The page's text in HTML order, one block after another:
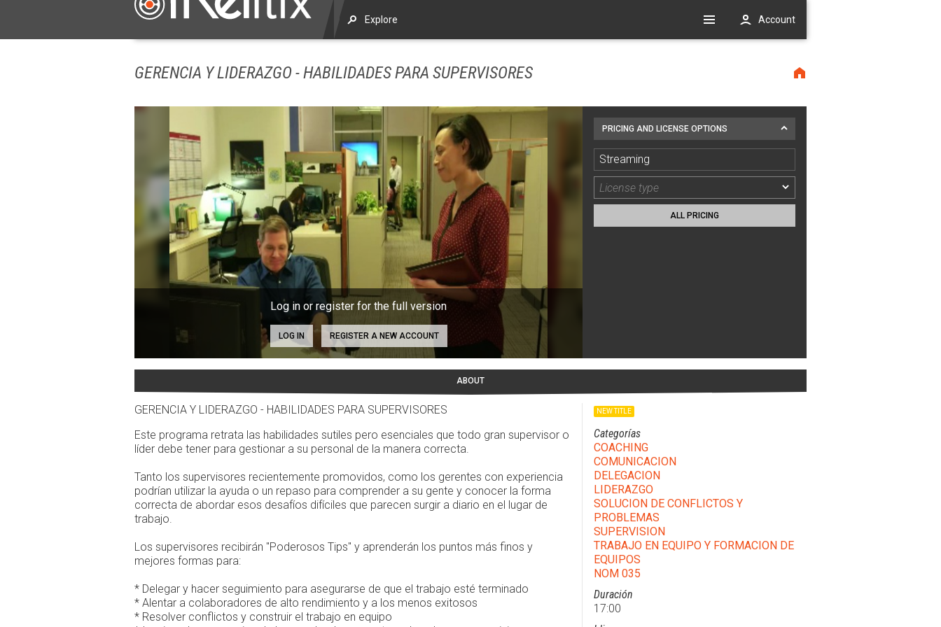
GERENCIA Y LIDERAZGO - HABILIDADES PARA SUPERVISORES
Log in or register for the full version
LOG IN REGISTER A NEW ACCOUNT
PRICING AND LICENSE OPTIONS
Streaming
ALL PRICING
ABOUT
GERENCIA Y LIDERAZGO - HABILIDADES PARA SUPERVISORES
Este programa retrata las habilidades sutiles pero esenciales que todo gran supervisor o
líder debe tener para gestionar a su personal de la manera correcta.
Tanto los supervisores recientemente promovidos, como los gerentes con experiencia
podrían utilizar la ayuda o un repaso para comprender a su gente y conocer la forma
correcta de abordar esos desafíos difíciles que parecen surgir a diario en el lugar de
trabajo.
Los supervisores recibirán "Poderosos Tips" y aprenderán los puntos más finos y
mejores formas para:
* Delegar y hacer seguimiento para asegurarse de que el trabajo esté terminado
* Alentar a colaboradores de alto rendimiento y a los menos exitosos
* Resolver conflictos y construir el trabajo en equipo
NEW TITLE
Categorías
COACHING
COMUNICACION
DELEGACION
LIDERAZGO
SOLUCION DE CONFLICTOS Y
PROBLEMAS
SUPERVISION
TRABAJO EN EQUIPO Y FORMACION DE
EQUIPOS
NOM 035
Duración
17:00
Explore Account